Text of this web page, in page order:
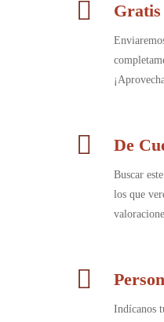
Gratis
De
Buscar
los que
Indícanos